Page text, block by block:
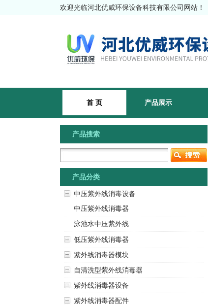
欢迎光临河北优威环保设备科技有限公司网站！
首 页 产品展示
产品搜索
产品分类
中压紫外线消毒设备
中压紫外线消毒器
泳池水中压紫外线
低压紫外线消毒器
紫外线消毒器模块
自清洗型紫外线消毒器
紫外线消毒器设备
紫外线消毒器配件